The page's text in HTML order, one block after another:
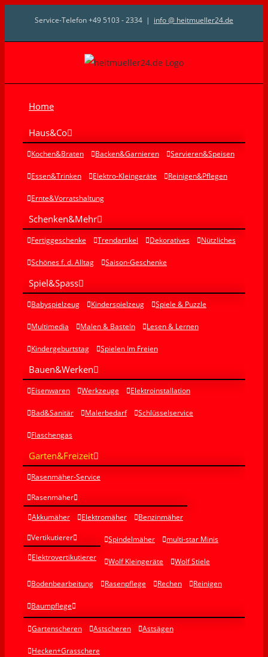
Service-Telefon +49 5103 - 2334 | info @ heitmueller24.de
Home
Haus&Co
Kochen&Braten Backen&Garnieren Servieren&Speisen
Essen&Trinken Elektro-Kleingeräte Reinigen&Pflegen
Ernte&Vorratshaltung
Schenken&Mehr
Fertiggeschenke Trendartikel Dekoratives Nützliches
Schönes f. d. Alltag Saison-Geschenke
Spiel&Spass
Babyspielzeug Kinderspielzeug Spiele & Puzzle
Multimedia Malen & Basteln Lesen & Lernen
Kindergeburtstag Spielen Im Freien
Bauen&Werken
Eisenwaren Werkzeuge Elektroinstallation
Bad&Sanitär Malerbedarf Schlüsselservice
Flaschengas
Garten&Freizeit
Rasenmäher-Service
Rasenmäher
Akkumäher
Elektromäher
Benzinmäher
Vertikutierer
Elektrovertikutierer
Spindelmäher multi-star Minis
Wolf Kleingeräte Wolf Stiele
Bodenbearbeitung Rasenpflege Rechen Reinigen
Baumpflege
Gartenscheren Astscheren Astsägen
Hecken+Grasschere